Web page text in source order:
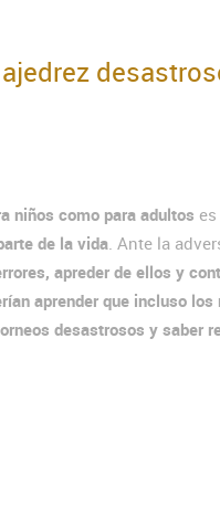
niños como para adultos
de la vida . Ante la
apreder de ellos y
aprender que incluso los
desastrosos y saber